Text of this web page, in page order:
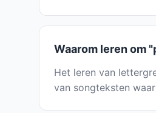
Waarom leren om
Het leren van
van songteksten